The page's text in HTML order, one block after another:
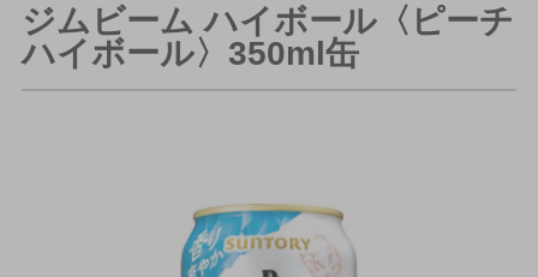
ジムビーム ハイボール〈ピーチ
ハイボール〉350ml缶